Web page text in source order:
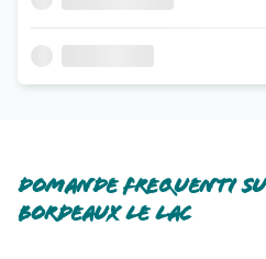
Domande frequenti
Bordeaux Le Lac